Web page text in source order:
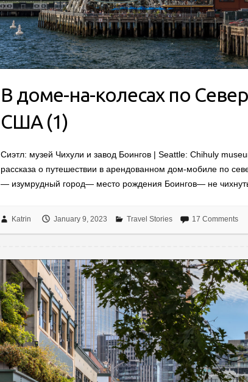
В доме-на-колесах по
США (1)
Сиэтл: музей Чихули и завод Боингов | Seattle: Chihuly
рассказа о путешествии в арендованном дом-мобиле по
— изумрудный город— место рождения Боингов— не
Katrin January 9, 2023 Travel Stories 17 Comments